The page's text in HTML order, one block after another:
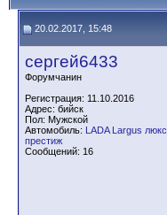
20.02.2017, 15:48
сергей6433
Форумчанин
Регистрация: 11.10.2016
Адрес: бийск
Пол: Мужской
Автомобиль: LADA Largus люкс
престиж
Сообщений: 16